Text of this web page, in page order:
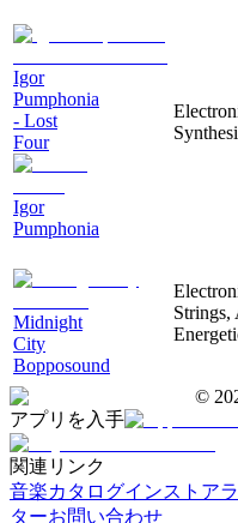
Igor
Pumphonia
- Lost
Four
Igor
Pumphonia
Midnight
City
Bopposound
Strings,
©
アプリを入手
関連リンク
音楽カタログインストア
ターお問い合わせ